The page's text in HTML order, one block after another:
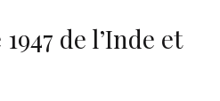
de l’Inde et